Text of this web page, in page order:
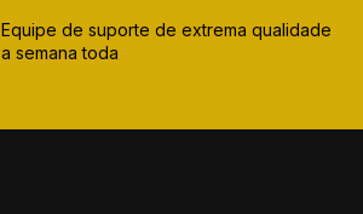
Equipe de suporte de extrema qualidade
a semana toda